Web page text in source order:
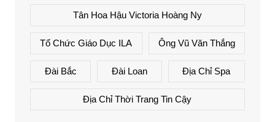
Tân Hoa Hậu Victoria Hoàng Ny
Tổ Chức Giáo Dục ILA Ông Vũ Văn Thắng
Đài Bắc Đài Loan Địa Chỉ Spa
Địa Chỉ Thời Trang Tin Cậy